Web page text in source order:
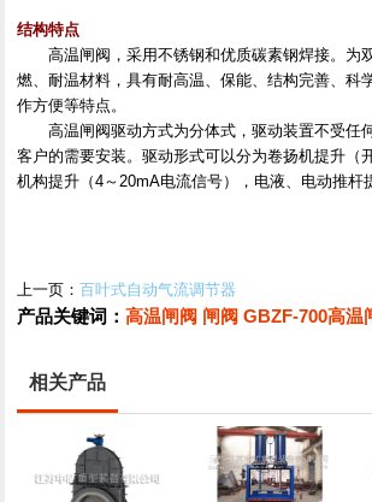
结构特点
高温闸阀，采用不锈钢和优质碳素钢焊接。为
燃、耐温材料，具有耐高温、保能、结构完善、科
作方便等特点。
高温闸阀驱动方式为分体式，驱动装置不受任
客户的需要安装。驱动形式可以分为卷扬机提升（
机构提升（4～20mA电流信号），电液、电动推杆
上一页：百叶式自动气流调节器
产品关键词：高温闸阀 闸阀 GBZF-700高温
相关产品